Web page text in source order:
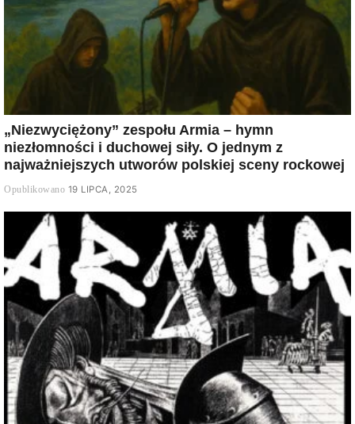
„Niezwyciężony” zespołu Armia – hymn
niezłomności i duchowej siły. O jednym z
najważniejszych utworów polskiej sceny rockowej
19 LIPCA, 2025